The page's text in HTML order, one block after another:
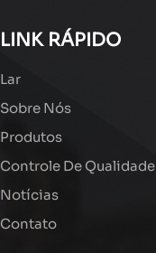
LINK RÁPIDO
Lar
Sobre Nós
Produtos
Controle De Qualidade
Notícias
Contato